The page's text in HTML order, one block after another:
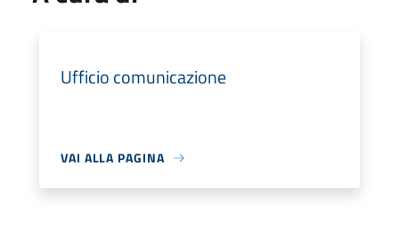
Ufficio comunicazione
VAI ALLA PAGINA